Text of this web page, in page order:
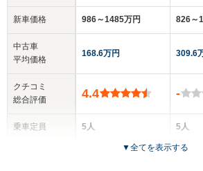
新車価格
中古車
平均価格
クチコミ
総合評価
乗車定員
986～1485万円
168.6万円
4.4
5人
826～
309.6
-
5人
5ドア
▼全てを表示する